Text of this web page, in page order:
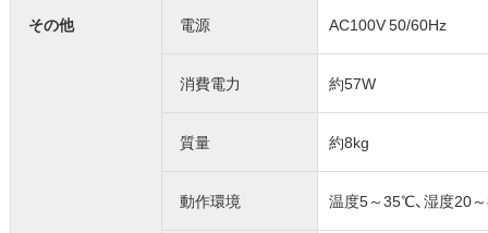
その他 電源 AC100V 50/60Hz
消費電力 約57W
質量 約8kg
動作環境 温度5～35℃、湿度20